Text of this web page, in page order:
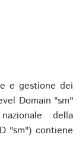
e gestione dei
Domain "sm"
della
"sm") contiene